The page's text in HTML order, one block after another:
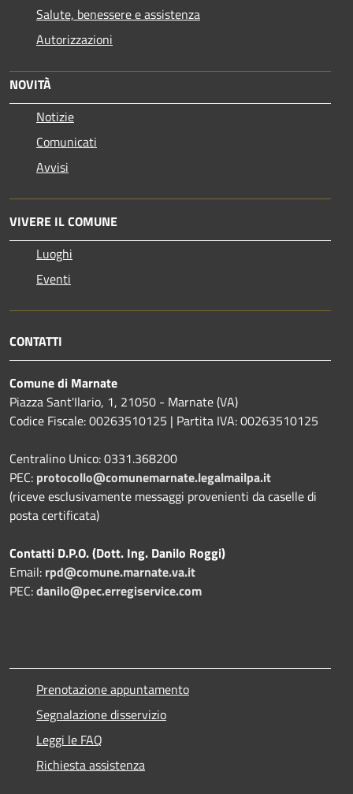
Salute, benessere e assistenza
Autorizzazioni
NOVITÀ
Notizie
Comunicati
Avvisi
VIVERE IL COMUNE
Luoghi
Eventi
CONTATTI
Comune di Marnate
Piazza Sant'Ilario, 1, 21050 - Marnate (VA)
Codice Fiscale: 00263510125 | Partita IVA: 00263510125
Centralino Unico: 0331.368200
PEC: protocollo@comunemarnate.legalmailpa.it
(riceve esclusivamente messaggi provenienti da caselle di
posta certificata)
Contatti D.P.O. (Dott. Ing. Danilo Roggi)
Email: rpd@comune.marnate.va.it
PEC:danilo@pec.erregiservice.com
Prenotazione appuntamento
Segnalazione disservizio
Leggi le FAQ
Richiesta assistenza